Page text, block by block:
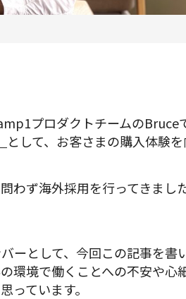
プロダクトチームの
として、お客さまの購入体験
わず海外採用を行ってきま
ーとして、今回この記事を書
環境で働くことへの不安や
っています。